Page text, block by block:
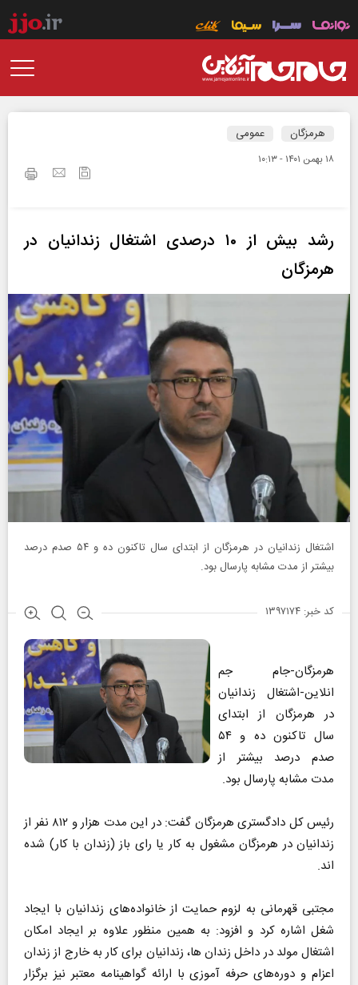
هرمزگان عمومی
۱۸ بهمن ۱۴۰۱ - ۱۰:۱۳
رشد بیش از ۱۰ درصدی اشتغال زندانیان در
هرمزگان
اشتغال زندانیان در هرمزگان از ابتدای سال تاکنون ده و ۵۴ صدم درصد
بیشتر از مدت مشابه پارسال بود.
کد خبر: ۱۳۹۷۱۷۴
هرمزگان-جام جم
انلاین-اشتغال زندانیان
در هرمزگان از ابتدای
سال تاکنون ده و ۵۴
صدم درصد بیشتر از
مدت مشابه پارسال بود.
رئیس کل دادگستری هرمزگان گفت: در این مدت هزار و ۸۱۲ نفر از
زندانیان در هرمزگان مشغول به کار یا رای باز (زندان با کار) شده
اند.
مجتبی قهرمانی به لزوم حمایت از خانواده‌های زندانیان با ایجاد
شغل اشاره کرد و افزود: به همین منظور علاوه بر ایجاد امکان
اشتغال مولد در داخل زندان ها، زندانیان برای کار به خارج از زندان
اعزام و دوره‌های حرفه آموزی با ارائه گواهینامه معتبر نیز برگزار